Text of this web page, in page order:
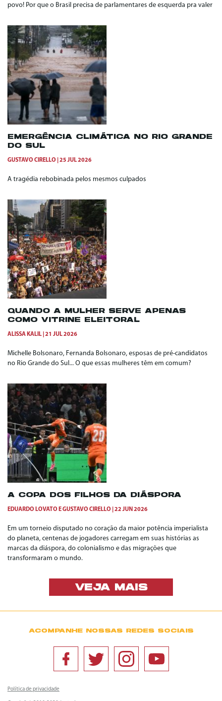
povo! Por que o Brasil precisa de parlamentares de esquerda pra valer
EMERGÊNCIA CLIMÁTICA NO RIO GRANDE
DO SUL
GUSTAVO CIRELLO 25 JUL 2026
A tragédia rebobinada pelos mesmos culpados
QUANDO A MULHER SERVE APENAS
COMO VITRINE ELEITORAL
ALISSA KALIL 21 JUL 2026
Michelle Bolsonaro, Fernanda Bolsonaro, esposas de pré-candidatos
no Rio Grande do Sul... O que essas mulheres têm em comum?
A COPA DOS FILHOS DA DIÁSPORA
EDUARDO LOVATO EGUSTAVO CIRELLO 22 JUN 2026
Em um torneio disputado no coração da maior potência imperialista
do planeta, centenas de jogadores carregam em suas histórias as
marcas da diáspora, do colonialismo e das migrações que
transformaram o mundo.
VEJA MAIS
ACOMPANHE NOSSAS REDES SOCIAIS
Política de privacidade